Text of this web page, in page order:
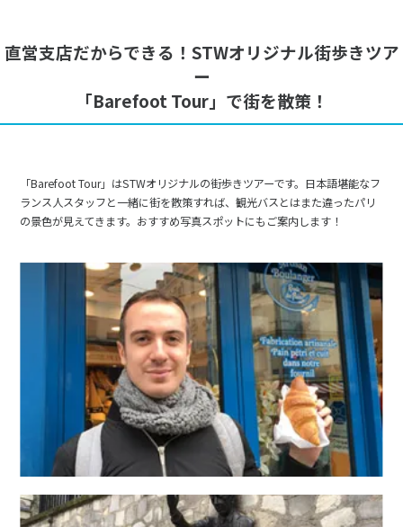
直営支店だからできる！STWオリジナル街歩きツア
ー
「Barefoot Tour」で街を散策！
「Barefoot Tour」はSTWオリジナルの街歩きツアーです。日本語堪能なフ
ランス人スタッフと一緒に街を散策すれば、観光バスとはまた違ったパリ
の景色が見えてきます。おすすめ写真スポットにもご案内します！